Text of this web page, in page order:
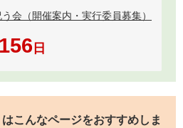
会（開催案内・実行委員募集）
156 日
こんなページをおすすめしま